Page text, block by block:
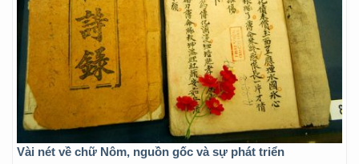
Vài nét về chữ Nôm, nguồn gốc và sự phát triển